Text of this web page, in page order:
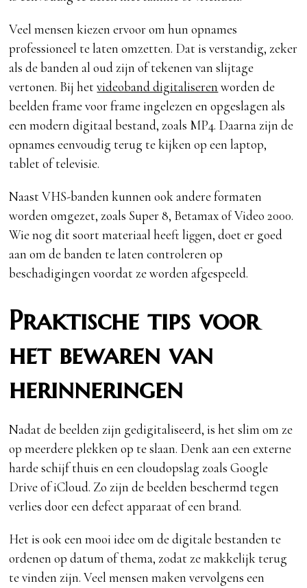
Veel mensen kiezen ervoor om hun opnames
professioneel te laten omzetten. Dat is verstandig, zeker
als de banden al oud zijn of tekenen van slijtage
vertonen. Bij hetvideoband digitaliseren worden de
beelden frame voor frame ingelezen en opgeslagen als
een modern digitaal bestand, zoals MP4. Daarna zijn de
opnames eenvoudig terug te kijken op een laptop,
tablet of televisie.
Naast VHS-banden kunnen ook andere formaten
worden omgezet, zoals Super 8, Betamax of Video 2000.
Wie nog dit soort materiaal heeft liggen, doet er goed
aan om de banden te laten controleren op
beschadigingen voordat ze worden afgespeeld.
Praktische tips voor
het bewaren van
herinneringen
Nadat de beelden zijn gedigitaliseerd, is het slim om ze
op meerdere plekken op te slaan. Denk aan een externe
harde schijf thuis en een cloudopslag zoals Google
Drive of iCloud. Zo zijn de beelden beschermd tegen
verlies door een defect apparaat of een brand.
Het is ook een mooi idee om de digitale bestanden te
ordenen op datum of thema, zodat ze makkelijk terug
te vinden zijn. Veel mensen maken vervolgens een